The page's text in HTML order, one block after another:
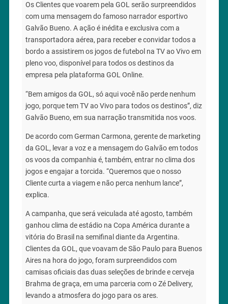
Os Clientes que voarem pela GOL serão surpreendidos
com uma mensagem do famoso narrador esportivo
Galvão Bueno. A ação é inédita e exclusiva com a
transportadora aérea, para receber e convidar todos a
bordo a assistirem os jogos de futebol na TV ao Vivo em
pleno voo, disponível para todos os destinos da
empresa pela plataforma GOL Online.
“Bem amigos da GOL, só aqui você não perde nenhum
jogo, porque tem TV ao Vivo para todos os destinos”, diz
Galvão Bueno, em sua narração transmitida nos voos.
De acordo com German Carmona, gerente de marketing
da GOL, levar a voz e a mensagem do Galvão em todos
os voos da companhia é, também, entrar no clima dos
jogos e engajar a torcida. “Queremos que o nosso
Cliente curta a viagem e não perca nenhum lance”,
explica.
A campanha, que será veiculada até agosto, também
ganhou clima de estádio na Copa América durante a
vitória do Brasil na semifinal diante da Argentina.
Clientes da GOL, que voavam de São Paulo para Buenos
Aires na hora do jogo, foram surpreendidos com
camisas oficiais das duas seleções de brinde e cerveja
Brahma de graça, em uma parceria com o Zé Delivery,
levando a atmosfera do jogo para os ares.